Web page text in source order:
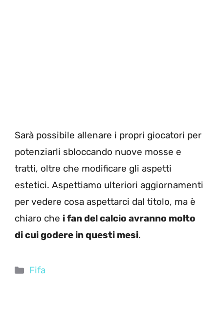
Sarà possibile allenare i propri giocatori per
potenziarli sbloccando nuove mosse e
tratti, oltre che modificare gli aspetti
estetici. Aspettiamo ulteriori aggiornamenti
per vedere cosa aspettarci dal titolo, ma è
chiaro che i fan del calcio avranno molto
di cui godere in questi mesi.
Categorie
Fifa